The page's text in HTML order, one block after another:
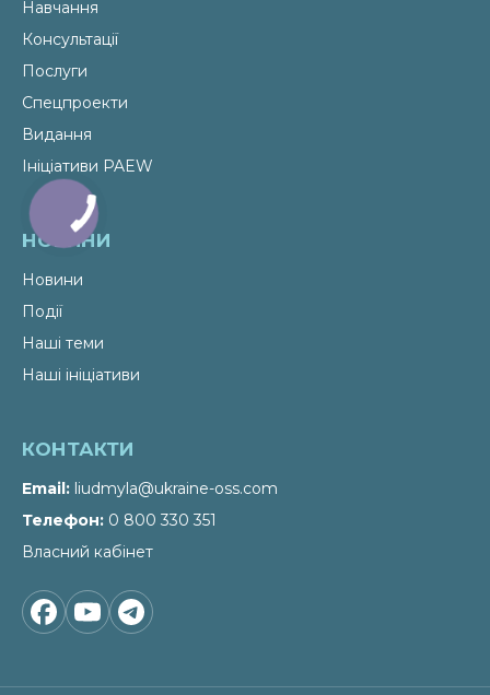
Навчання
Консультації
Послуги
Спецпроекти
Видання
Ініціативи PAEW
НОВИНИ
Новини
Події
Наші теми
Наші ініціативи
КОНТАКТИ
Email liudmyla@ukraine-oss.com
Телефон 0 800 330 351
Власний кабінет